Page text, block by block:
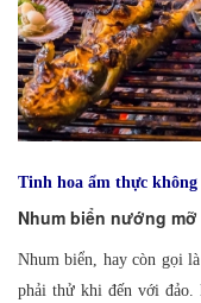
Tinh hoa ẩm thực
Nhum biển nướng
Nhum biển, hay còn gọi
phải thử khi đến với đảo.